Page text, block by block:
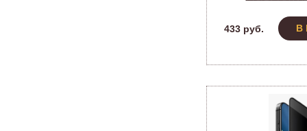
433 руб.
В